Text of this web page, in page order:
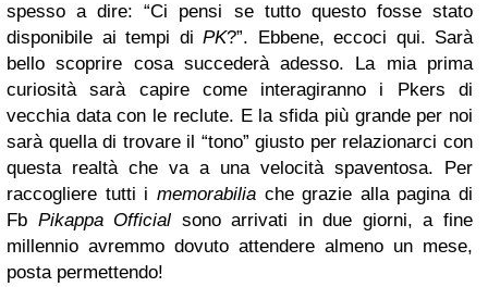
spesso a dire: “Ci pensi se tutto questo fosse stato
disponibile ai tempi di PK?”. Ebbene, eccoci qui. Sarà
bello scoprire cosa succederà adesso. La mia prima
curiosità sarà capire come interagiranno i Pkers di
vecchia data con le reclute. E la sfida più grande per noi
sarà quella di trovare il “tono” giusto per relazionarci con
questa realtà che va a una velocità spaventosa. Per
raccogliere tutti i memorabilia che grazie alla pagina di
Fb Pikappa Official sono arrivati in due giorni, a fine
millennio avremmo dovuto attendere almeno un mese,
posta permettendo!